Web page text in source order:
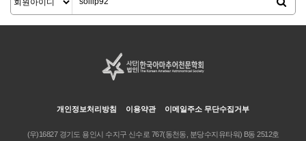
개인정보처리방침 이용약관 이메일주소 무단수집거부
(우)16827 경기도 용인시 수지구 신수로 767(동천동, 분당수지유타워) B동 2512호